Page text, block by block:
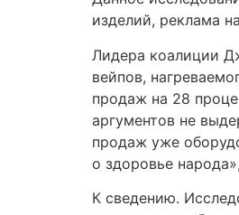
изделий, реклама
Лидера коалиции
вейпов,
продаж на 28
аргументов не
продаж уже
о здоровье
К сведению.